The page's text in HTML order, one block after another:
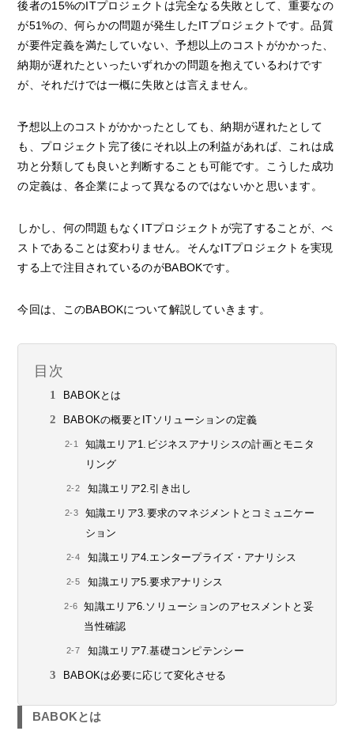
後者の15%のITプロジェクトは完全なる失敗として、重要なの
が51%の、何らかの問題が発生したITプロジェクトです。品質
が要件定義を満たしていない、予想以上のコストがかかった、
納期が遅れたといったいずれかの問題を抱えているわけです
が、それだけでは一概に失敗とは言えません。
予想以上のコストがかかったとしても、納期が遅れたとして
も、プロジェクト完了後にそれ以上の利益があれば、これは成
功と分類しても良いと判断することも可能です。こうした成功
の定義は、各企業によって異なるのではないかと思います。
しかし、何の問題もなくITプロジェクトが完了することが、べ
ストであることは変わりません。そんなITプロジェクトを実現
する上で注目されているのがBABOKです。
今回は、このBABOKについて解説していきます。
目次
BABOKとは
BABOKの概要とITソリューションの定義
知識エリア1.ビジネスアナリシスの計画とモニタ
リング
知識エリア2.引き出し
知識エリア3.要求のマネジメントとコミュニケー
ション
知識エリア4.エンタープライズ・アナリシス
知識エリア5.要求アナリシス
知識エリア6.ソリューションのアセスメントと妥
当性確認
知識エリア7.基礎コンピテンシー
BABOKは必要に応じて変化させる
BABOKとは